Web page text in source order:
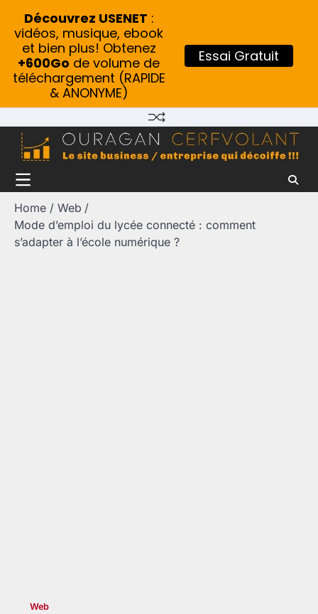
content
Home
Web
Mode d’emploi du lycée connecté : comment
s’adapter à l’école numérique ?
Web
Découvrez USENET :
vidéos, musique, ebook
et bien plus! Obtenez
+600Go de volume de
téléchargement (RAPIDE
& ANONYME)
Essai Gratuit